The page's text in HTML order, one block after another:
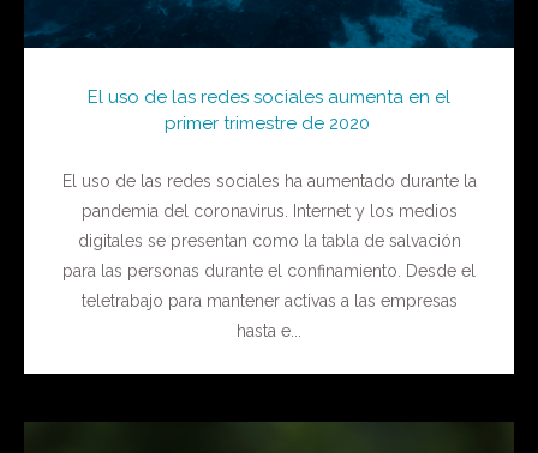
El uso de las redes sociales aumenta en el
primer trimestre de 2020
El uso de las redes sociales ha aumentado durante la
pandemia del coronavirus. Internet y los medios
digitales se presentan como la tabla de salvación
para las personas durante el confinamiento. Desde el
teletrabajo para mantener activas a las empresas
hasta e...